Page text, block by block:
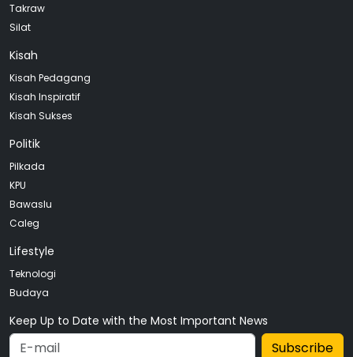
Takraw
Silat
Kisah
Kisah Pedagang
Kisah Inspiratif
Kisah Sukses
Politik
Pilkada
KPU
Bawaslu
Caleg
Lifestyle
Teknologi
Budaya
Keep Up to Date with the Most Important News
Subscribe